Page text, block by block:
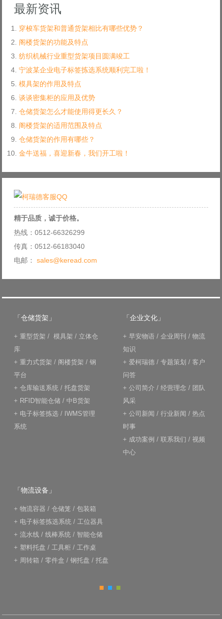
最新资讯
穿梭车货架和普通货架相比有哪些优势？
阁楼货架的功能及特点
纺织机械行业重型货架项目圆满竣工
宁波某企业电子标签拣选系统顺利完工啦！
模具架的作用及特点
谈谈密集柜的应用及优势
仓储货架怎么才能使用得更长久？
阁楼货架的适用范围及特点
仓储货架的作用有哪些？
金牛送福，喜迎新春，我们开工啦！
精于品质，诚于价格。
热线：0512-66326299
传真：0512-66183040
电邮： sales@keread.com
「仓储货架」
+ 重型货架 / 模具架 / 立体仓
库
+ 重力式货架 / 阁楼货架 / 钢
平台
+ 仓库输送系统 / 托盘货架
+ RFID智能仓储 / 中B货架
+ 电子标签拣选 / IWMS管理
系统
「企业文化」
+ 早安物语 / 企业周刊 / 物流
知识
+ 爱柯瑞德 / 专题策划 / 客户
问答
+ 公司简介 / 经营理念 / 团队
风采
+ 公司新闻 / 行业新闻 / 热点
时事
+ 成功案例 / 联系我们 / 视频
中心
「物流设备」
+ 物流容器 / 仓储笼 / 包装箱
+ 电子标签拣选系统 / 工位器具
+ 流水线 / 线棒系统 / 智能仓储
+ 塑料托盘 / 工具柜 / 工作桌
+ 周转箱 / 零件盒 / 钢托盘 / 托盘